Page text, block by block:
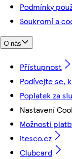
Podmínky
Soukromí a
O nás
Přístupnost
Podívejte se,
Poplatek za
Nastavení
Možnosti
itesco.cz
Clubcard